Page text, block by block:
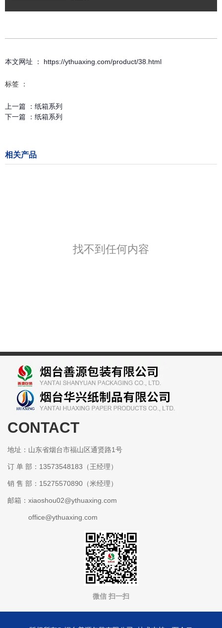
本文网址 ： https://ythuaxing.com/product/38.html
标签 ：
上一篇 ： 纸箱系列
下一篇 ： 纸箱系列
相关产品
找不到任何内容
某某包装有限公司
CONTACT
地址：山东省烟台市福山区通贤路1号
订 单 部：13573548183（王经理）
销 售 部：15275570890（米经理）
邮箱：xiaoshou02@ythuaxing.com
office@ythuaxing.com
微信 扫一扫